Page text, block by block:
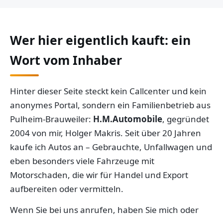
Wer hier eigentlich kauft: ein
Wort vom Inhaber
Hinter dieser Seite steckt kein Callcenter und kein
anonymes Portal, sondern ein Familienbetrieb aus
Pulheim-Brauweiler: H.M.Automobile, gegründet
2004 von mir, Holger Makris. Seit über 20 Jahren
kaufe ich Autos an – Gebrauchte, Unfallwagen und
eben besonders viele Fahrzeuge mit
Motorschaden, die wir für Handel und Export
aufbereiten oder vermitteln.
Wenn Sie bei uns anrufen, haben Sie mich oder